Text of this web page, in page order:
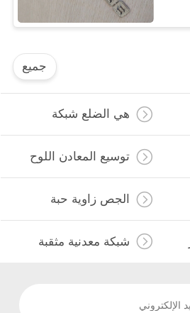
جميع
هي الضلع شبكة
توسيع المعادن اللوح
الجص زاوية حبة
شبكة معدنية مثقبة